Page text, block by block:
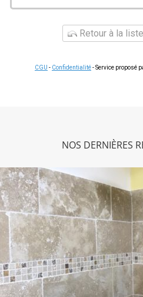
Retour à la
CGU - Confidentialité- Service proposé
NOS DERNIÈRES